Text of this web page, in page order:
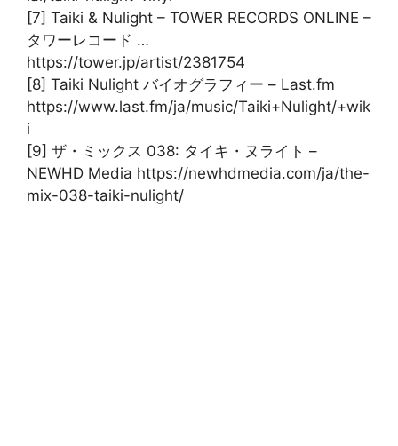
[7] Taiki & Nulight – TOWER RECORDS ONLINE –
タワーレコード …
https://tower.jp/artist/2381754
[8] Taiki Nulight バイオグラフィー – Last.fm
https://www.last.fm/ja/music/Taiki+Nulight/+wik
i
[9] ザ・ミックス 038: タイキ・ヌライト –
NEWHD Media https://newhdmedia.com/ja/the-
mix-038-taiki-nulight/